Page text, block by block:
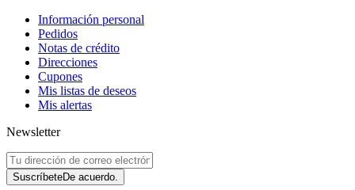
Información personal
Pedidos
Notas de crédito
Direcciones
Cupones
Mis listas de deseos
Mis alertas
Newsletter
SuscríbeteDe acuerdo.